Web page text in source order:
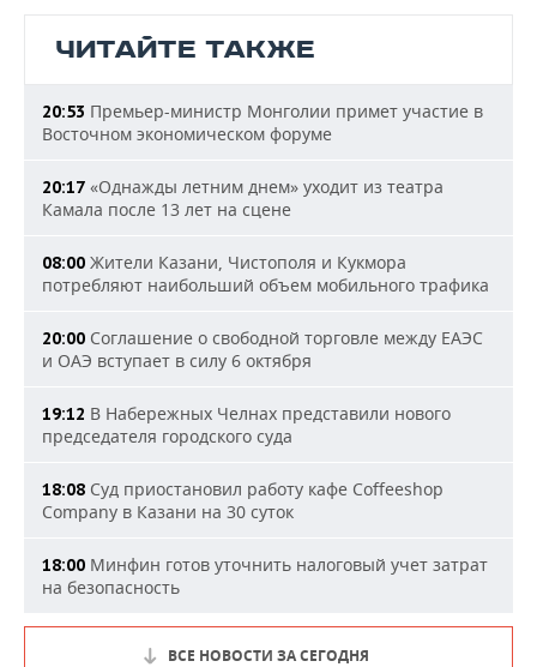
ЧИТАЙТЕ ТАКЖЕ
20:53 Премьер-министр Монголии примет участие в
Восточном экономическом форуме
20:17 «Однажды летним днем» уходит из театра
Камала после 13 лет на сцене
08:00 Жители Казани, Чистополя и Кукмора
потребляют наибольший объем мобильного трафика
20:00 Соглашение о свободной торговле между ЕАЭС
и ОАЭ вступает в силу 6 октября
19:12 В Набережных Челнах представили нового
председателя городского суда
18:08 Суд приостановил работу кафе Coffeeshop
Company в Казани на 30 суток
18:00 Минфин готов уточнить налоговый учет затрат
на безопасность
ВСЕ НОВОСТИ ЗА СЕГОДНЯ